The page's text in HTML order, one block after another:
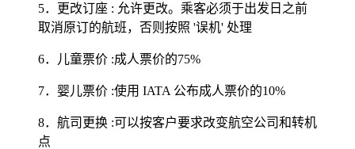
5．更改订座 : 允许更改。乘客必须于出发日之前
取消原订的航班，否则按照 '误机' 处理
6．儿童票价 :成人票价的75%
7．婴儿票价 :使用 IATA 公布成人票价的10%
8．航司更换 :可以按客户要求改变航空公司和转机
点